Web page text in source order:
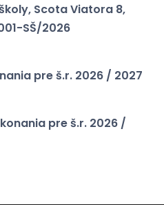
Scota Viatora 8,
SŠ/2026
pre š.r. 2026 / 2027
pre š.r. 2026 /